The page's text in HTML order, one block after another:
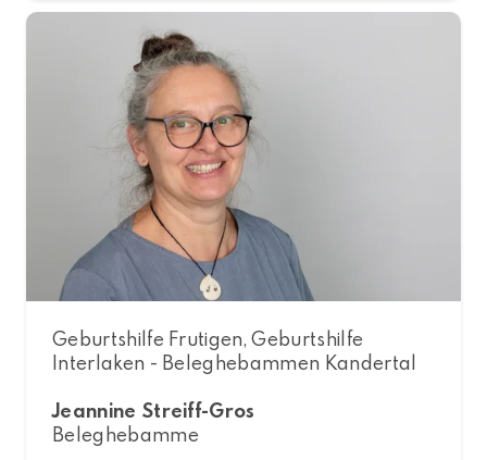
Geburtshilfe Frutigen, Geburtshilfe
Interlaken - Beleghebammen Kandertal
Jeannine Streiff-Gros
Beleghebamme